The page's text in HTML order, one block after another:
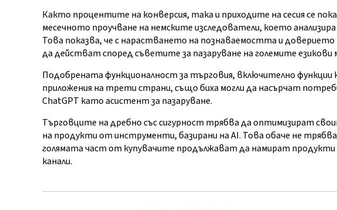
Както процентите на конверсия, така и приходите на сесия се
месечното проучване на немските изследователи, което
Това показва, че с нарастването на познаваемостта и
да действат според съветите за пазаруване на големите езикови
Подобрената функционалност за търговия, включително
приложения на трети страни, също биха могли да насърчат
ChatGPT като асистент за пазаруване.
Търговците на дребно със сигурност трябва да оптимизират
на продукти от инструменти, базирани на AI. Това обаче не
голямата част от купувачите продължават да намират продукти
канали.